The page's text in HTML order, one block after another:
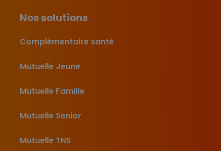
Nos solutions
Complémentaire santé
Mutuelle Jeune
Mutuelle Famille
Mutuelle Senior
Mutuelle TNS